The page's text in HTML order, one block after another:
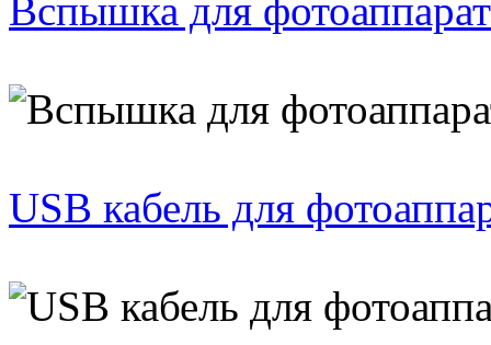
Вспышка для
USB кабель для